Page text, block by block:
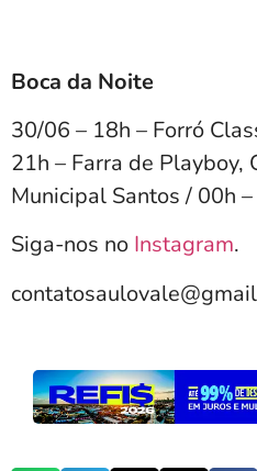
Boca da Noite
30/06 – 18h – Forró
21h – Farra de Playboy,
Municipal Santos / 00h
Siga-nos no Instagram.